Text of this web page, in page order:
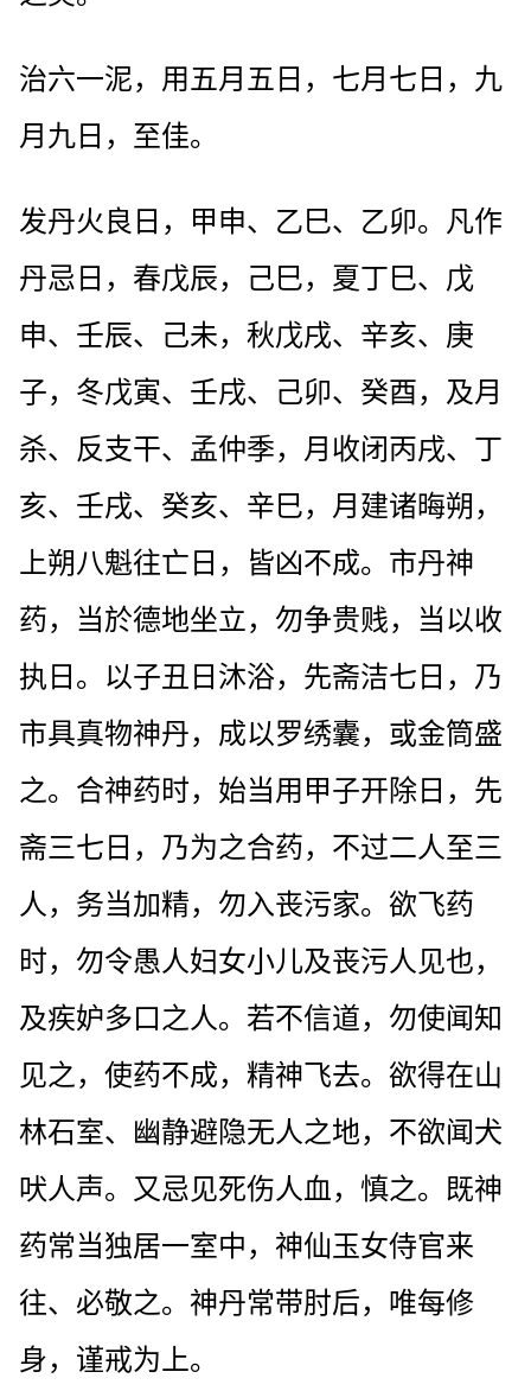
治六一泥，用五月五日，七月七日，九
月九日，至佳。
发丹火良日，甲申、乙巳、乙卯。凡作
丹忌日，春戊辰，己巳，夏丁巳、戊
申、壬辰、己未，秋戊戌、辛亥、庚
子，冬戊寅、壬戌、己卯、癸酉，及月
杀、反支干、孟仲季，月收闭丙戌、丁
亥、壬戌、癸亥、辛巳，月建诸晦朔，
上朔八魁往亡日，皆凶不成。市丹神
药，当於德地坐立，勿争贵贱，当以收
执日。以子丑日沐浴，先斋洁七日，乃
市具真物神丹，成以罗绣囊，或金筒盛
之。合神药时，始当用甲子开除日，先
斋三七日，乃为之合药，不过二人至三
人，务当加精，勿入丧污家。欲飞药
时，勿令愚人妇女小儿及丧污人见也，
及疾妒多口之人。若不信道，勿使闻知
见之，使药不成，精神飞去。欲得在山
林石室、幽静避隐无人之地，不欲闻犬
吠人声。又忌见死伤人血，慎之。既神
药常当独居一室中，神仙玉女侍官来
往、必敬之。神丹常带肘后，唯每修
身，谨戒为上。